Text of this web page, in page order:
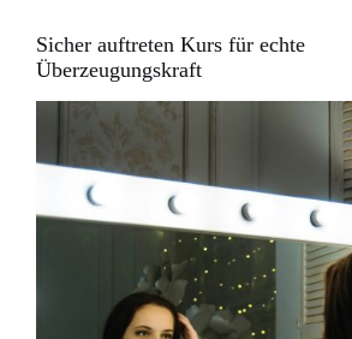
Sicher auftreten Kurs für echte
Überzeugungskraft